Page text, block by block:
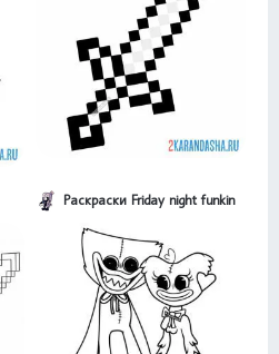
Раскраски Friday night funkin